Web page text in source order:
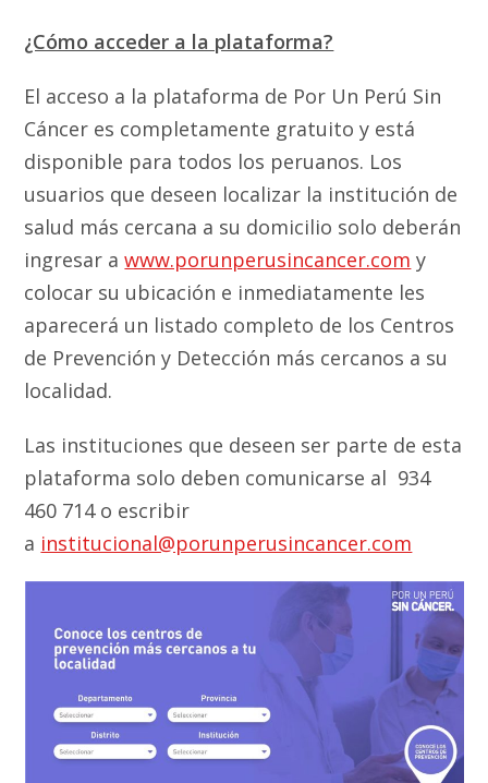
¿Cómo acceder a la plataforma?
El acceso a la plataforma de Por Un Perú Sin
Cáncer es completamente gratuito y está
disponible para todos los peruanos. Los
usuarios que deseen localizar la institución de
salud más cercana a su domicilio solo deberán
ingresar awww.porunperusincancer.com y
colocar su ubicación e inmediatamente les
aparecerá un listado completo de los Centros
de Prevención y Detección más cercanos a su
localidad.
Las instituciones que deseen ser parte de esta
plataforma solo deben comunicarse al 934
460 714 o escribir
a institucional@porunperusincancer.com